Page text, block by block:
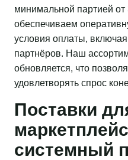
минимальной партией
обеспечиваем
условия оплаты,
партнёров. Наш
обновляется, что
удовлетворять спрос
Поставки
системный